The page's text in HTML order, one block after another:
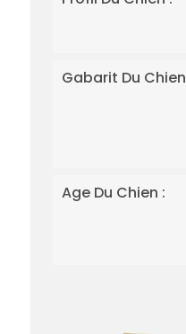
Gabarit Du Chien
Age Du Chien :